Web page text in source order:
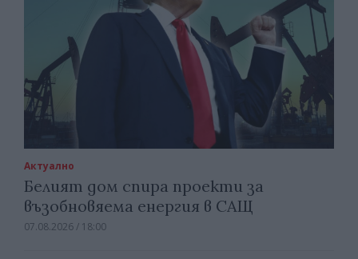
Актуално
Белият дом спира проекти за
възобновяема енергия в САЩ
07.08.2026 / 18:00